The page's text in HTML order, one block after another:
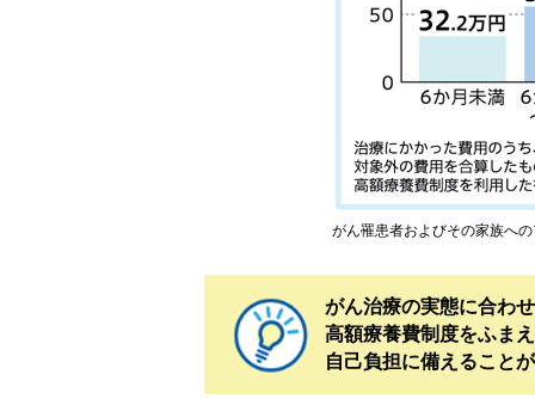
がん罹患者およびその家族へ
がん治療の実態に合わ
高額療養費制度をふま
自己負担に備えること